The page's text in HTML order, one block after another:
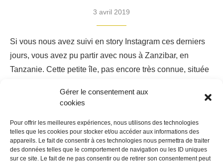
Gérer le consentement aux
cookies
Pour offrir les meilleures expériences, nous utilisons des technologies
telles que les cookies pour stocker et/ou accéder aux informations des
appareils. Le fait de consentir à ces technologies nous permettra de traiter
des données telles que le comportement de navigation ou les ID uniques
sur ce site. Le fait de ne pas consentir ou de retirer son consentement peut
3 avril 2019
Si vous nous avez suivi en story Instagram ces derniers
jours, vous avez pu partir avec nous à Zanzibar, en
Tanzanie. Cette petite île, pas encore très connue, située